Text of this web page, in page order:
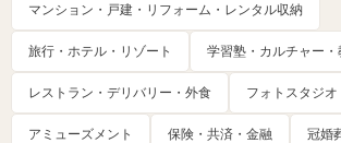
マンション・戸建・リフォーム・レンタル収納
旅行・ホテル・リゾート 学習塾・カルチャー
レストラン・デリバリー・外食 フォトスタジ
アミューズメント 保険・共済・金融 冠婚